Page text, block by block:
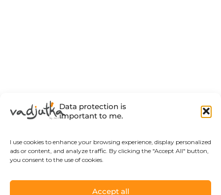
Data protection is
important to me.
I use cookies to enhance your browsing experience, display personalized
ads or content, and analyze traffic. By clicking the "Accept All" button,
you consent to the use of cookies.
Accept all